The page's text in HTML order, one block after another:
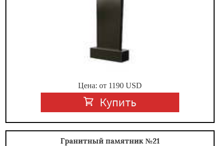
Цена: от 1190 USD
Купить
Гранитный памятник №21